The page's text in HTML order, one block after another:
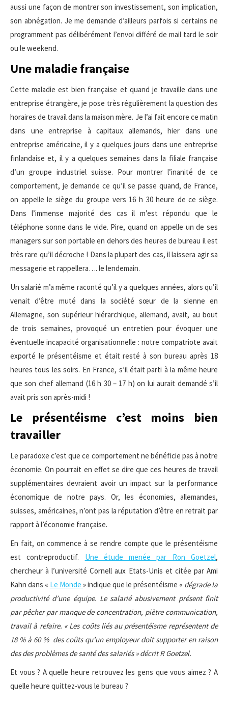
aussi une façon de montrer son investissement, son implication,
son abnégation. Je me demande d’ailleurs parfois si certains ne
programment pas délibérément l’envoi différé de mail tard le soir
ou le weekend.
Une maladie française
Cette maladie est bien française et quand je travaille dans une
entreprise étrangère, je pose très régulièrement la question des
horaires de travail dans la maison mère. Je l’ai fait encore ce matin
dans une entreprise à capitaux allemands, hier dans une
entreprise américaine, il y a quelques jours dans une entreprise
finlandaise et, il y a quelques semaines dans la filiale française
d’un groupe industriel suisse. Pour montrer l’inanité de ce
comportement, je demande ce qu’il se passe quand, de France,
on appelle le siège du groupe vers 16 h 30 heure de ce siège.
Dans l’immense majorité des cas il m’est répondu que le
téléphone sonne dans le vide. Pire, quand on appelle un de ses
managers sur son portable en dehors des heures de bureau il est
très rare qu’il décroche ! Dans la plupart des cas, il laissera agir sa
messagerie et rappellera…. le lendemain.
Un salarié m’a même raconté qu’il y a quelques années, alors qu’il
venait d’être muté dans la société sœur de la sienne en
Allemagne, son supérieur hiérarchique, allemand, avait, au bout
de trois semaines, provoqué un entretien pour évoquer une
éventuelle incapacité organisationnelle : notre compatriote avait
exporté le présentéisme et était resté à son bureau après 18
heures tous les soirs. En France, s’il était parti à la même heure
que son chef allemand (16 h 30 – 17 h) on lui aurait demandé s’il
avait pris son après-midi !
Le présentéisme c’est moins bien
travailler
Le paradoxe c’est que ce comportement ne bénéficie pas à notre
économie. On pourrait en effet se dire que ces heures de travail
supplémentaires devraient avoir un impact sur la performance
économique de notre pays. Or, les économies, allemandes,
suisses, américaines, n’ont pas la réputation d’être en retrait par
rapport à l’économie française.
En fait, on commence à se rendre compte que le présentéisme
est contreproductif. Une étude menée par Ron Goetzel,
chercheur à l’université Cornell aux Etats-Unis et citée par Ami
Kahn dans « Le Monde » indique que le présentéisme « dégrade la
productivité d’une équipe. Le salarié abusivement présent finit
par pêcher par manque de concentration, piètre communication,
travail à refaire. « Les coûts liés au présentéisme représentent de
18 % à 60 % des coûts qu’un employeur doit supporter en raison
des des problèmes de santé des salariés » décrit R Goetzel.
Et vous ? A quelle heure retrouvez les gens que vous aimez ? A
quelle heure quittez-vous le bureau ?